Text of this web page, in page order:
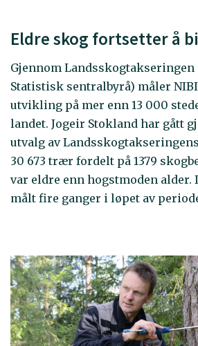
Eldre skog fortsetter å
Gjennom Landsskogtakseringen
Statistisk sentralbyrå) måler
utvikling på mer enn 13 000
landet. Jogeir Stokland har gått
utvalg av
30 673 trær fordelt på 1379
var eldre enn hogstmoden alder.
målt fire ganger i løpet av